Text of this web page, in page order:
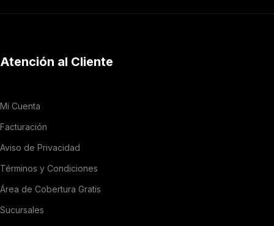
Atención al Cliente
Mi Cuenta
Facturación
Aviso de Privacidad
Términos y Condiciones
Área de Cobertura Gratis
Sucursales